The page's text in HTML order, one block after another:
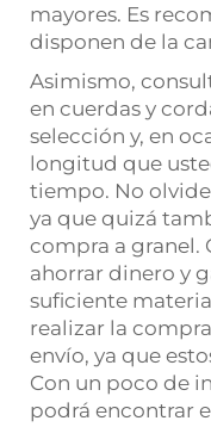
mayores. Es
disponen de la
Asimismo,
en cuerdas y
selección y, en
longitud que
tiempo. No
ya que quizá
compra a granel.
ahorrar dinero y
suficiente
realizar la
envío, ya que
Con un poco de
podrá encontrar